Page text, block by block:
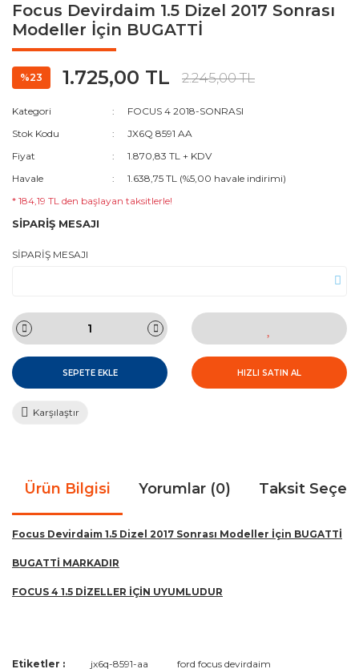
Focus Devirdaim 1.5 Dizel 2017 Sonrası
Modeller İçin BUGATTİ
%23 1.725,00 TL 2.245,00 TL
Kategori
FOCUS 4 2018-SONRASI
Stok Kodu
JX6Q 8591 AA
Fiyat
1.870,83 TL + KDV
Havale
1.638,75 TL (%5,00 havale indirimi)
* 184,19 TL den başlayan taksitlerle!
SİPARİŞ MESAJI
SİPARİŞ MESAJI
SEPETE EKLE HIZLI SATIN AL
Karşılaştır
Ürün Bilgisi Yorumlar (0) Taksit
Focus Devirdaim 1.5 Dizel 2017 Sonrası Modeller İçin BUGATTİ
BUGATTİ MARKADIR
FOCUS 4 1.5 DİZELLER İÇİN UYUMLUDUR
Bu ürünün fiyat bilgisi, resim, ürün açıklamalarında ve diğer
Etiketler : jx6q-8591-aa
ford focus devirdaim